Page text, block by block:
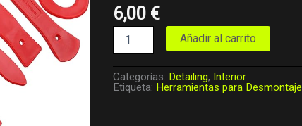
6,00 €
Añadir al carrito
Categorías: Detailing, Interior
Etiqueta: Herramientas para Desmontaje